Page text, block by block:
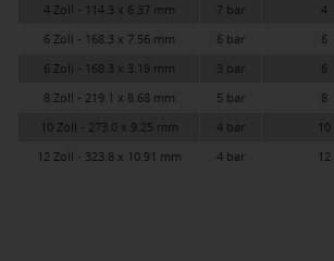
4 Zoll - 114.3 x 6.37 mm
7 bar 4
6 Zoll - 168.3 x 7.56 mm
6 bar 6
6 Zoll - 168.3 x 3.18 mm
3 bar 6
8 Zoll - 219.1 x 8.68 mm
5 bar 8
10 Zoll - 273.0 x 9.25 mm
4 bar 10
12 Zoll - 323.8 x 10.91 mm
4 bar 12